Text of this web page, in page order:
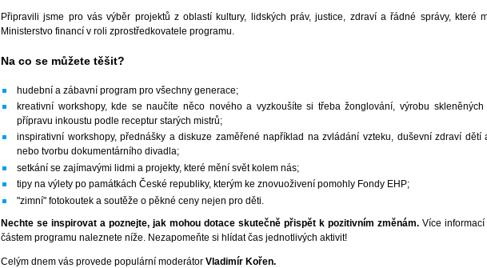
Připravili jsme pro vás výběr projektů z oblastí kultury, lidských práv, justice, zdraví a řádné správy, které
Ministerstvo financí v roli zprostředkovatele programu.
Na co se můžete těšit?
hudební a zábavní program pro všechny generace;
kreativní workshopy, kde se naučíte něco nového a vyzkoušíte si třeba žonglování, výrobu
přípravu inkoustu podle receptur starých mistrů;
inspirativní workshopy, přednášky a diskuze zaměřené například na zvládání vzteku, duševní zdraví dětí
nebo tvorbu dokumentárního divadla;
setkání se zajímavými lidmi a projekty, které mění svět kolem nás;
tipy na výlety po památkách České republiky, kterým ke znovuoživení pomohly Fondy EHP;
"zimní" fotokoutek a soutěže o pěkné ceny nejen pro děti.
Nechte se inspirovat a poznejte, jak mohou dotace skutečně přispět k pozitivním změnám.Více informací
částem programu naleznete níže. Nezapomeňte si hlídat čas jednotlivých aktivit!
Celým dnem vás provede populární moderátorVladimír Kořen.